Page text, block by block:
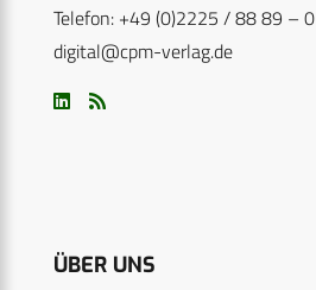
Telefon: +49 (0)2225 / 88 89 – 0
digital@cpm-verlag.de
ÜBER UNS